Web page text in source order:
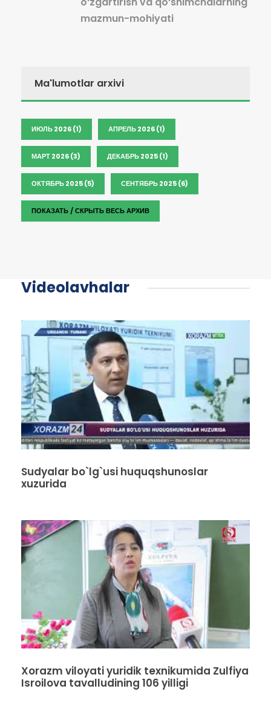
mazmun-mohiyati
Ma'lumotlar arxivi
ИЮЛЬ 2026 (1) АПРЕЛЬ 2026 (1)
МАРТ 2026 (3) ДЕКАБРЬ 2025 (1)
ОКТЯБРЬ 2025 (5) СЕНТЯБРЬ 2025 (6)
ПОКАЗАТЬ / СКРЫТЬ ВЕСЬ АРХИВ
Videolavhalar
Sudyalar bo`lg`usi huquqshunoslar
xuzurida
Xorazm viloyati yuridik texnikumida Zulfiya
Isroilova tavalludining 106 yilligi